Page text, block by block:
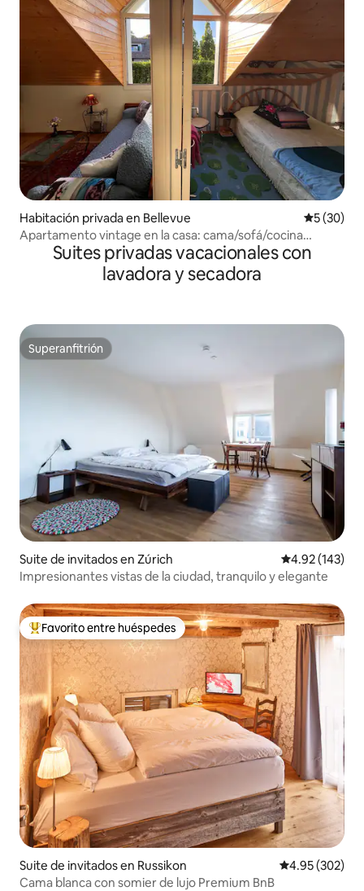
Habitación privada en Bellevue
5 (30)
Apartamento vintage en la casa: cama/sofá/cocina
americana/comedor
Suites privadas vacacionales con
lavadora y secadora
Superanfitrión
Superanfitrión
Suite de invitados en Zúrich Calificación
4.92 (143)
Impresionantes vistas de la ciudad, tranquilo y elegante
Favorito entre huéspedes preferido
Favorito entre huéspedes
Suite de invitados en Russikon Calificación
4.95 (302)
Cama blanca con somier de lujo Premium BnB